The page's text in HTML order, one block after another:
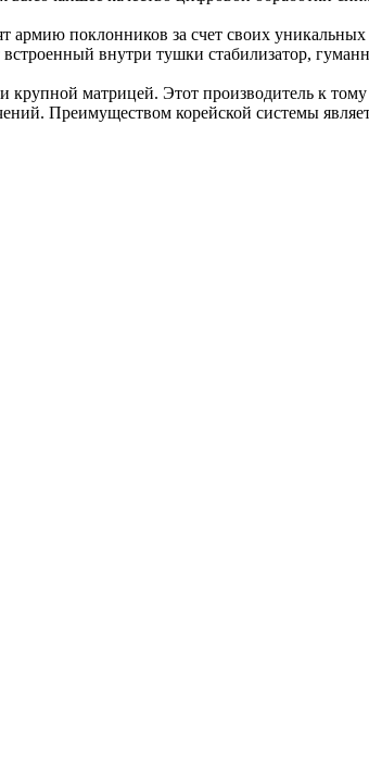
поклонников за счет своих
встроенный внутри тушки стабилизатор,
крупной матрицей. Этот производитель к
Преимуществом корейской системы